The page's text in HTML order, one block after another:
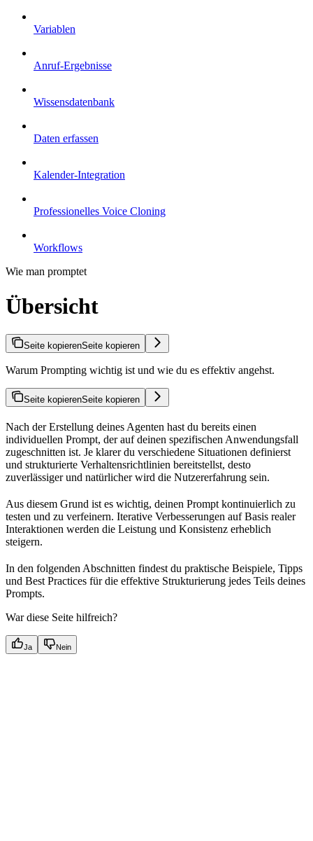
Variablen
Anruf-Ergebnisse
Wissensdatenbank
Daten erfassen
Kalender-Integration
Professionelles Voice Cloning
Workflows
Wie man promptet
Übersicht
Seite kopierenSeite kopieren
Warum Prompting wichtig ist und wie du es effektiv angehst.
Seite kopierenSeite kopieren
Nach der Erstellung deines Agenten hast du bereits einen
individuellen Prompt, der auf deinen spezifischen Anwendungsfall
zugeschnitten ist. Je klarer du verschiedene Situationen definierst
und strukturierte Verhaltensrichtlinien bereitstellst, desto
zuverlässiger und natürlicher wird die Nutzererfahrung sein.
Aus diesem Grund ist es wichtig, deinen Prompt kontinuierlich zu
testen und zu verfeinern. Iterative Verbesserungen auf Basis realer
Interaktionen werden die Leistung und Konsistenz erheblich
steigern.
In den folgenden Abschnitten findest du praktische Beispiele, Tipps
und Best Practices für die effektive Strukturierung jedes Teils deines
Prompts.
War diese Seite hilfreich?
Ja Nein